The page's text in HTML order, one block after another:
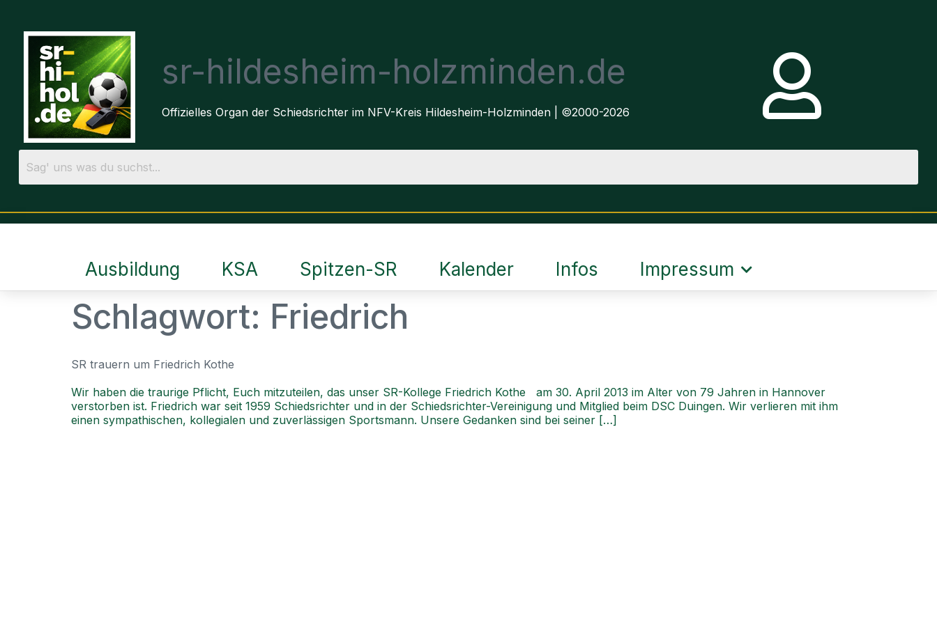
sr-hildesheim-holzminden.de
Offizielles Organ der Schiedsrichter im NFV-Kreis Hildesheim-Holzminden | ©2000-2026
Ausbildung KSA Spitzen-SR Kalender Infos Impressum
Schlagwort: Friedrich
SR trauern um Friedrich Kothe
Wir haben die traurige Pflicht, Euch mitzuteilen, das unser SR-Kollege Friedrich Kothe am 30. April 2013 im Alter von 79 Jahren in Hannover
verstorben ist. Friedrich war seit 1959 Schiedsrichter und in der Schiedsrichter-Vereinigung und Mitglied beim DSC Duingen. Wir verlieren mit ihm
einen sympathischen, kollegialen und zuverlässigen Sportsmann. Unsere Gedanken sind bei seiner […]